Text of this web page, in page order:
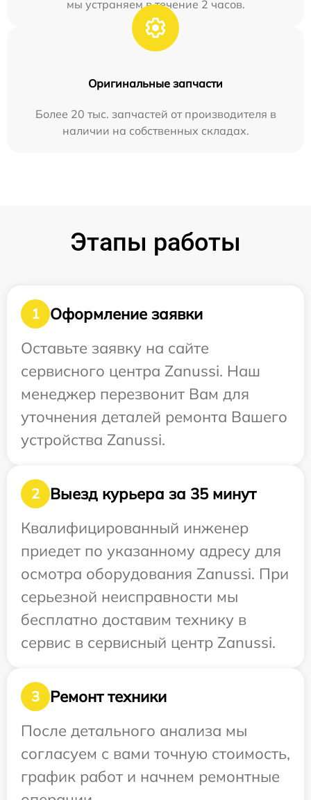
мы устраняем в течение 2 часов.
Оригинальные запчасти
Более 20 тыс. запчастей от производителя в
наличии на собственных складах.
Этапы работы
1
Оформление заявки
Оставьте заявку на сайте
сервисного центра Zanussi. Наш
менеджер перезвонит Вам для
уточнения деталей ремонта Вашего
устройства Zanussi.
2
Выезд курьера за 35 минут
Квалифицированный инженер
приедет по указанному адресу для
осмотра оборудования Zanussi. При
серьезной неисправности мы
бесплатно доставим технику в
сервис в сервисный центр Zanussi.
3
Ремонт техники
После детального анализа мы
согласуем с вами точную стоимость,
график работ и начнем ремонтные